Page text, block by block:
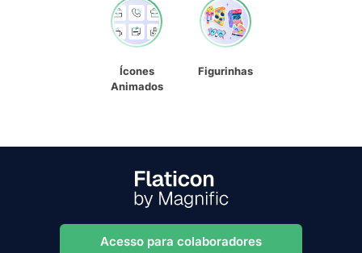
Ícones
Animados
Figurinhas
Acesso para colaboradores